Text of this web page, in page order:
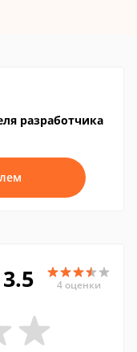
разработчика
3.5 4 оценки